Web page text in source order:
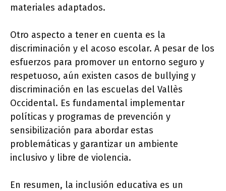
materiales adaptados.
Otro aspecto a tener en cuenta es la
discriminación y el acoso escolar. A pesar de los
esfuerzos para promover un entorno seguro y
respetuoso, aún existen casos de bullying y
discriminación en las escuelas del Vallès
Occidental. Es fundamental implementar
políticas y programas de prevención y
sensibilización para abordar estas
problemáticas y garantizar un ambiente
inclusivo y libre de violencia.
En resumen, la inclusión educativa es un